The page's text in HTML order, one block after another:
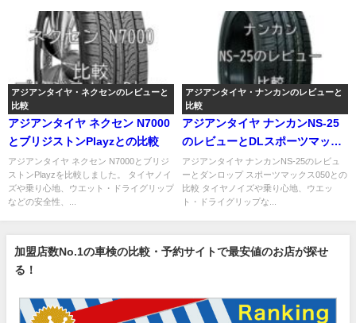
アジアンタイヤ・ネクセンのレビューと
比較
アジアンタイヤ ネクセン N7000
とブリジストンPlayzとの比較
アジアンタイヤ ネクセン N7000とブリジ
ストンPlayzを比較しました。 タイヤノイ
ズや乗り心地、ウエット・ドライグリップ
などの安全性、...
アジアンタイヤ・ナンカンのレビューと
比較
アジアンタイヤ ナンカンNS-25
のレビューとDLスポーツマック
ス050との比較
アジアンタイヤ ナンカンNS-25のレビュ
ーとダンロップ スポーツマックス050との
比較 タイヤノイズや乗り心地、ウエッ
ト・ドライグリップな...
加盟店数No.1の車検の比較・予約サイトで最安値のお店が探せ
る！